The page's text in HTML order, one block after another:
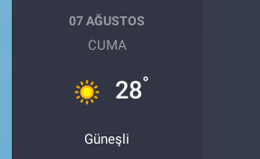
07 AĞUSTOS
CUMA
28°
Güneşli